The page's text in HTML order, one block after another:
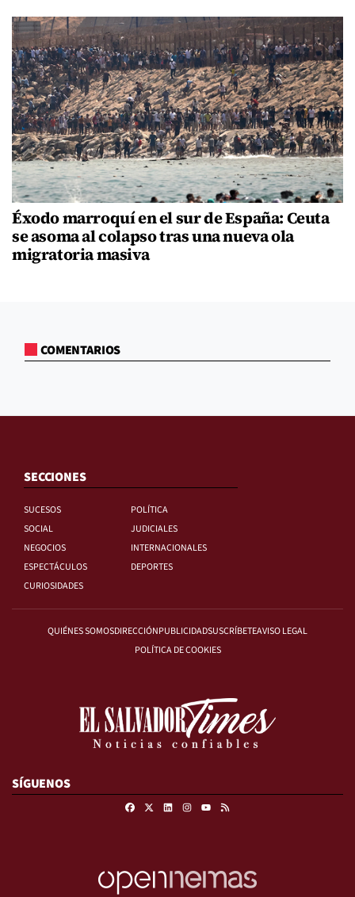
Éxodo marroquí en el sur de España: Ceuta
se asoma al colapso tras una nueva ola
migratoria masiva
COMENTARIOS
SECCIONES
SUCESOS
POLÍTICA
SOCIAL
JUDICIALES
NEGOCIOS
INTERNACIONALES
ESPECTÁCULOS
DEPORTES
CURIOSIDADES
QUIÉNES SOMOSDIRECCIÓNPUBLICIDADSUSCRÍBETEAVISO LEGAL
POLÍTICA DE COOKIES
SÍGUENOS
FacebookLinkedinInstagram